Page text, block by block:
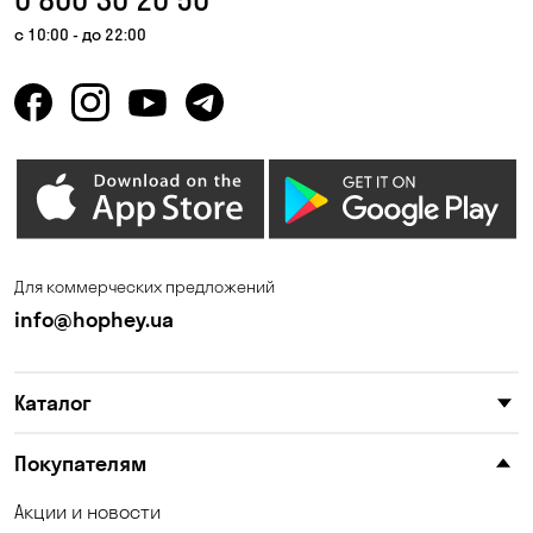
Горишние Плавни
Елизаветовка Зазимье
Калиновка
Киев
Княжичи
с 10:00 - до 22:00
Для коммерческих предложений
info@hophey.ua
Каталог
Покупателям
Акции и новости